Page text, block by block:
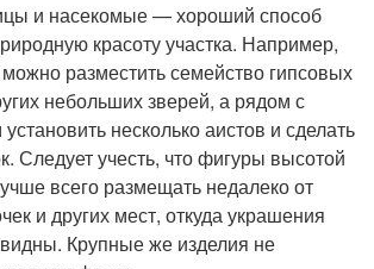
и насекомые — хороший способ
красоту участка. Например,
разместить семейство гипсовых
небольших зверей, а рядом с
несколько аистов и сделать
Следует учесть, что фигуры высотой
всего размещать недалеко от
и других мест, откуда украшения
Крупные же изделия не